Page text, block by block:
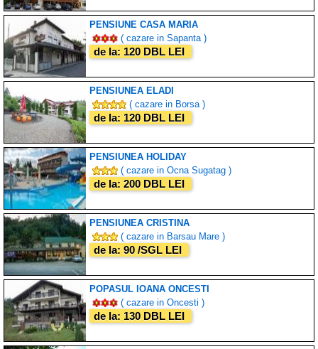
PENSIUNE CASA MARIA
( cazare in Sapanta )
de la: 120 DBL LEI
PENSIUNEA ELADI
( cazare in Borsa )
de la: 120 DBL LEI
PENSIUNEA HOLIDAY
( cazare in Ocna Sugatag )
de la: 200 DBL LEI
PENSIUNEA CRISTINA
( cazare in Barsau Mare )
de la: 90 /SGL LEI
POPASUL IOANA ONCESTI
( cazare in Oncesti )
de la: 130 DBL LEI